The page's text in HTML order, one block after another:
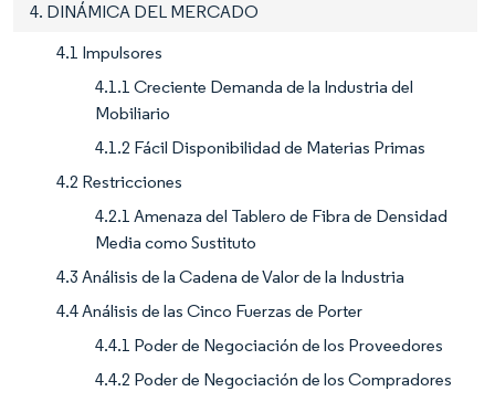
4. DINÁMICA DEL MERCADO
4.1 Impulsores
4.1.1 Creciente Demanda de la Industria del
Mobiliario
4.1.2 Fácil Disponibilidad de Materias Primas
4.2 Restricciones
4.2.1 Amenaza del Tablero de Fibra de Densidad
Media como Sustituto
4.3 Análisis de la Cadena de Valor de la Industria
4.4 Análisis de las Cinco Fuerzas de Porter
4.4.1 Poder de Negociación de los Proveedores
4.4.2 Poder de Negociación de los Compradores